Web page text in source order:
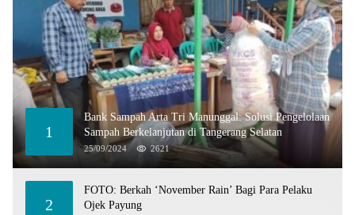
1
Bank Sampah Arta Tri Manunggal: Solusi Pengelolaan
Sampah Berkelanjutan di Tangerang Selatan
25/09/2024 2621
2
FOTO: Berkah ‘November Rain’ Bagi Para Pelaku
Ojek Payung